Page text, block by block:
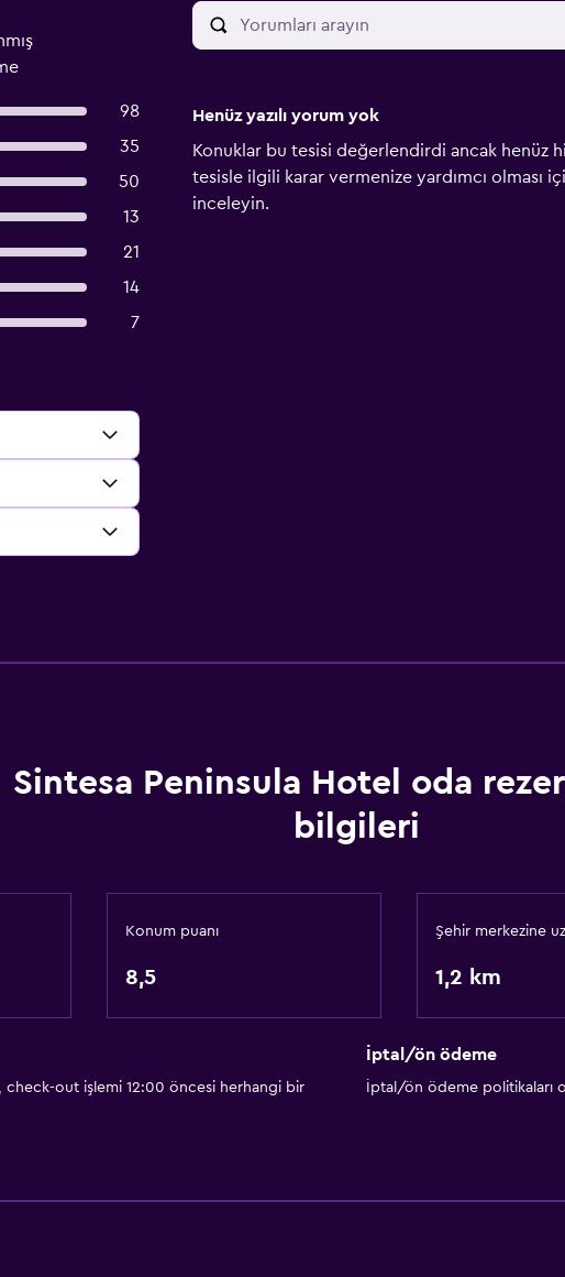
98
35
50
13
21
14
7
Henüz yazılı yorum yok
Konuklar bu tesisi değerlendirdi ancak henüz
tesisle ilgili karar vermenize yardımcı olması
inceleyin.
Sintesa Peninsula Hotel oda
bilgileri
Konum puanı
8,5
Şehir merkezine
1,2 km
check-out işlemi 12:00 öncesi herhangi bir
İptal/ön ödeme
İptal/ön ödeme politikaları